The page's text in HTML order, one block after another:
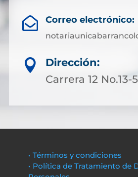
 Correo electrónico:

Dirección:
Carrera 12 No.13-
• Términos y condiciones
• Política de Tratamiento de